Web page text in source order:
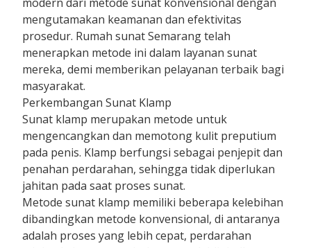
mengutamakan keamanan dan efektivitas
prosedur. Rumah sunat Semarang telah
menerapkan metode ini dalam layanan sunat
mereka, demi memberikan pelayanan terbaik bagi
masyarakat.
Perkembangan Sunat Klamp
Sunat klamp merupakan metode untuk
mengencangkan dan memotong kulit preputium
pada penis. Klamp berfungsi sebagai penjepit dan
penahan perdarahan, sehingga tidak diperlukan
jahitan pada saat proses sunat.
Metode sunat klamp memiliki beberapa kelebihan
dibandingkan metode konvensional, di antaranya
adalah proses yang lebih cepat, perdarahan